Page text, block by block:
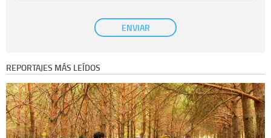
únicamente trataremos sus datos con su consentimiento
previo, que podrá facilitarnos mediante la casilla correspondiente
información que le pedimos. No se comunicarán datos a terceros.
Derechos:tiene derecho a saber qué información tenemos sobre usted,
corregirla y eliminarla, tal y como se explica en la información adicional
disponible en nuestra página web.
Información complementaria:Puede consultar la información adicional y
detallada sobre cómo tratamos sus datos en lapolítica de privacidad
ENVIAR
REPORTAJES MÁS LEÍDOS